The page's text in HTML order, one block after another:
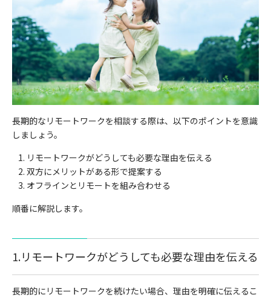
長期的なリモートワークを相談する際は、以下のポイントを意識
しましょう。
リモートワークがどうしても必要な理由を伝える
双方にメリットがある形で提案する
オフラインとリモートを組み合わせる
順番に解説します。
1.リモートワークがどうしても必要な理由を伝える
長期的にリモートワークを続けたい場合、理由を明確に伝えるこ